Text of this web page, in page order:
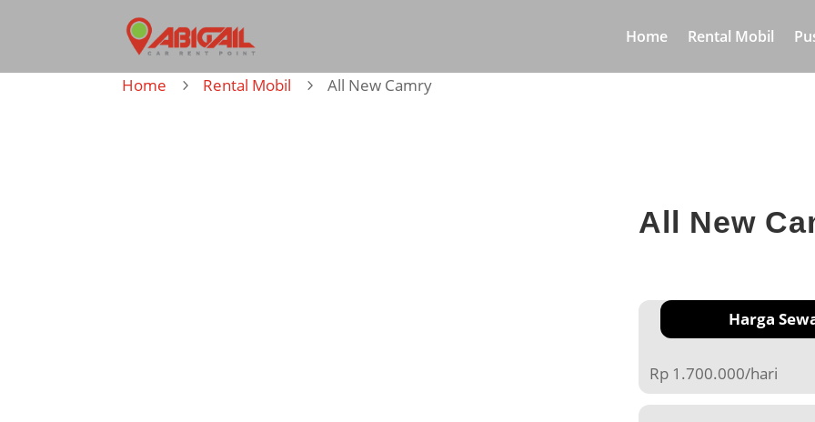
Home Rental Mobil
Home 5 Rental Mobil 5 All New Camry
All New
Harga
Rp 1.700.000/hari